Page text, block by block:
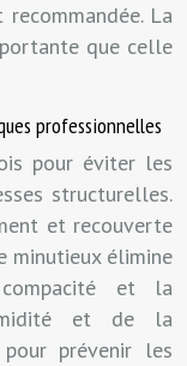
La
que celle
professionnelles
pour éviter les
structurelles.
et recouverte
minutieux élimine
et la
et de la
prévenir les